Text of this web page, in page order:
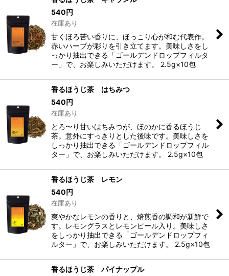
540円
在庫あり
甘くほろ苦い香りに、ほっこり心が和む代表作。
赤いハーブが彩りを引き立てます。美味しさをし
っかり抽出できる「ゴールデンドロップフィルタ
ー」で、お楽しみいただけます。 2.5g×10包
香るほうじ茶 はちみつ
540円
在庫あり
とろ〜り甘いはちみつが、ほのかに香るほうじ
茶。意外にすっきりとした後味です。美味しさを
しっかり抽出できる「ゴールデンドロップフィル
ター」で、お楽しみいただけます。 2.5g×10包
香るほうじ茶 レモン
540円
在庫あり
爽やかなレモンの香りと、焙煎香の調和が新鮮で
す。レモングラスとレモンピール入り。美味しさ
をしっかり抽出できる「ゴールデンドロップフィ
ルター」で、お楽しみいただけます。 2.5g×10包
香るほうじ茶 パイナップル